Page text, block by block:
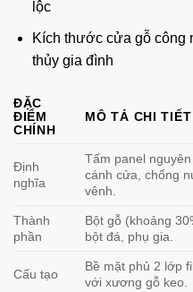
lộc
Kích thước cửa gỗ công
thủy gia đình
ĐẶC
ĐIỂM
CHÍNH
MÔ TẢ CHI TIẾT
Định
nghĩa
Tấm panel
cánh cửa, chống
vênh.
Thành
phần
Bột gỗ (khoảng
bột đá, phụ gia.
Cấu tạo
Bề mặt phủ 2 lớp
với xương gỗ keo.